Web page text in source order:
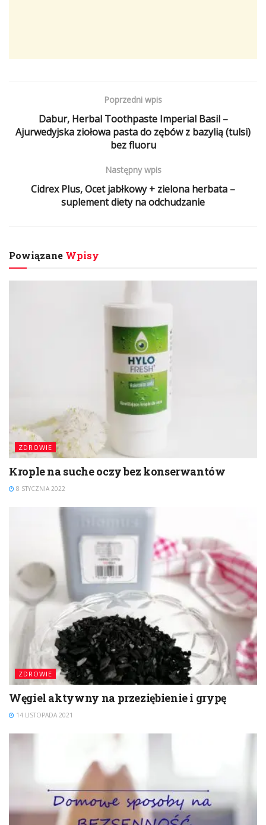
Poprzedni wpis
Dabur, Herbal Toothpaste Imperial Basil –
Ajurwedyjska ziołowa pasta do zębów z bazylią (tulsi)
bez fluoru
Następny wpis
Cidrex Plus, Ocet jabłkowy + zielona herbata –
suplement diety na odchudzanie
Powiązane Wpisy
ZDROWIE
Krople na suche oczy bez konserwantów
8 STYCZNIA 2022
ZDROWIE
Węgiel aktywny na przeziębienie i grypę
14 LISTOPADA 2021